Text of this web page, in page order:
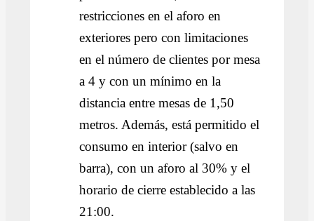
restricciones en el aforo en
exteriores pero con limitaciones
en el número de clientes por mesa
a 4 y con un mínimo en la
distancia entre mesas de 1,50
metros. Además, está permitido el
consumo en interior (salvo en
barra), con un aforo al 30% y el
horario de cierre establecido a las
21:00.